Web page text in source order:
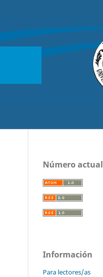
Número actual
Información
Para lectores/as